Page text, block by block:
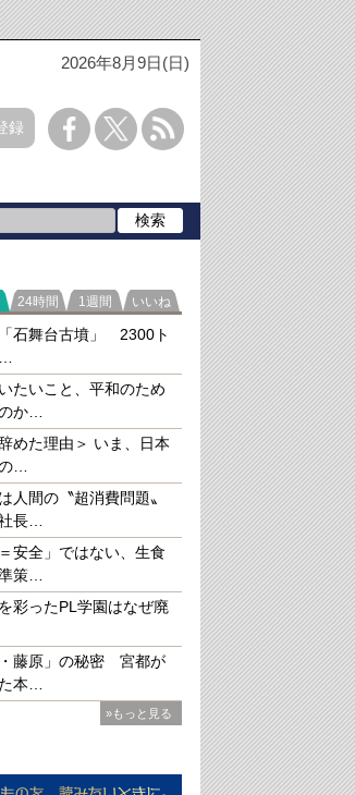
2026年8月9日(日)
録
ランキング
24時間 1週間 いいね
石舞台古墳」 2300ト
たいこと、平和のため
か…
めた理由＞ いま、日本
…
人間の〝超消費問題〟
長…
安全」ではない、生食
策…
彩ったPL学園はなぜ廃
藤原」の秘密 宮都が
本…
»もっと見る